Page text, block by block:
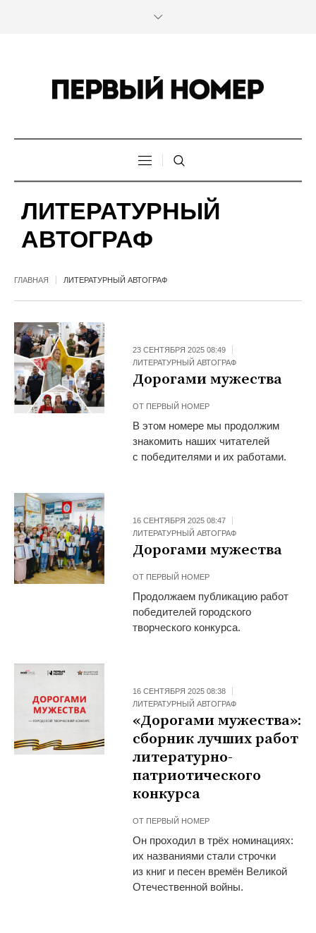
ЛИТЕРАТУРНЫЙ
АВТОГРАФ
ГЛАВНАЯ ЛИТЕРАТУРНЫЙ АВТОГРАФ
23 СЕНТЯБРЯ 2025 08:49
ЛИТЕРАТУРНЫЙ АВТОГРАФ
Дорогами мужества
ОТ ПЕРВЫЙ НОМЕР
В этом номере мы продолжим
знакомить наших читателей
с победителями и их работами.
16 СЕНТЯБРЯ 2025 08:47
ЛИТЕРАТУРНЫЙ АВТОГРАФ
Дорогами мужества
ОТ ПЕРВЫЙ НОМЕР
Продолжаем публикацию работ
победителей городского
творческого конкурса.
16 СЕНТЯБРЯ 2025 08:38
ЛИТЕРАТУРНЫЙ АВТОГРАФ
«Дорогами мужества»:
сборник лучших работ
литературно-
патриотического
конкурса
ОТ ПЕРВЫЙ НОМЕР
Он проходил в трёх номинациях:
их названиями стали строчки
из книг и песен времён Великой
Отечественной войны.